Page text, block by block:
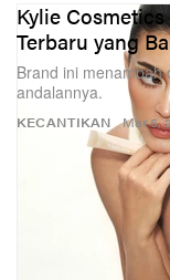
KECANTIKAN
Kylie
Terbaru yang
Brand ini menambah
andalannya.
Mar 5,